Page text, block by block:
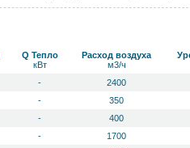
Q Тепло
кВт
Расход воздуха
м3/ч
- 2400
- 350
- 400
- 1700